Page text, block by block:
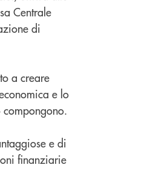
Centrale
di
a creare
e lo
compongono.
e di
finanziarie